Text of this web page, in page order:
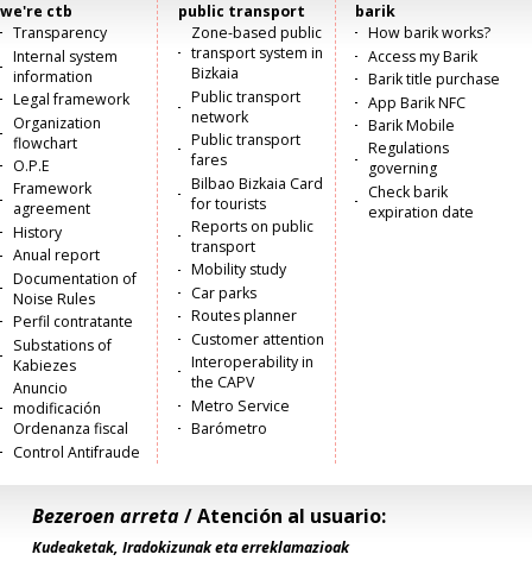
Menú
principal
we're ctb
Transparency
Internal system
information
Legal framework
Organization
flowchart
O.P.E
Framework
agreement
History
Anual report
Documentation of
Noise Rules
Perfil contratante
Substations of
Kabiezes
Anuncio
modificación
Ordenanza fiscal
Control Antifraude
public transport
Zone-based public
transport system in
Bizkaia
Public transport
network
Public transport
fares
Bilbao Bizkaia Card
for tourists
Reports on public
transport
Mobility study
Car parks
Routes planner
Customer attention
Interoperability in
the CAPV
Metro Service
Barómetro
barik
How barik works?
Access my Barik
Barik title purchase
App Barik NFC
Barik Mobile
Regulations
governing
Check barik
expiration date
Bezeroen arreta/ Atención al usuario:
Kudeaketak, Iradokizunak eta erreklamazioak